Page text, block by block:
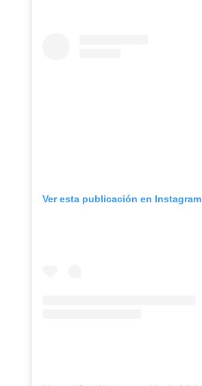
Ver esta publicación en Instagram